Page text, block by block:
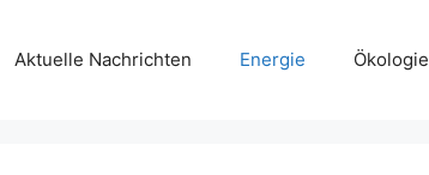
Aktuelle Nachrichten Energie Ökologie